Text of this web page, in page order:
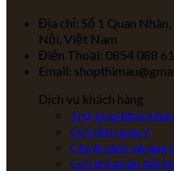
Địa chỉ: Số 1 Quan
Nội, Việt Nam
Điện Thoại: 0854 088
Email:
Dịch vụ khách hàng
Trợ giúp khách
Gửi đơn góp ý
Chính sách và quy
Gửi trả phản hồi